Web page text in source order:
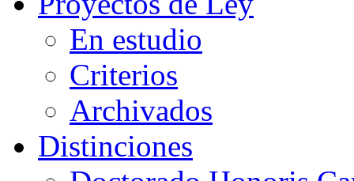
En estudio
Criterios
Archivados
Distinciones